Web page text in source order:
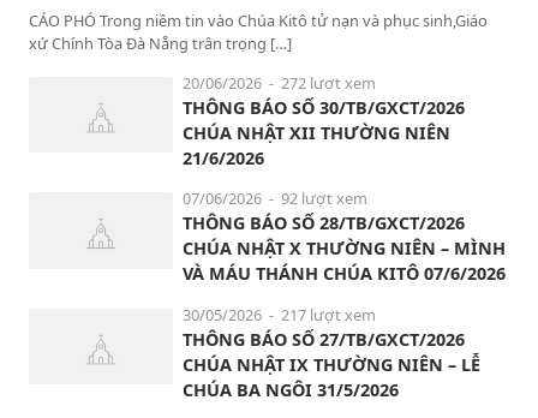
CÁO PHÓ Trong niềm tin vào Chúa Kitô tử nạn và phục sinh,Giáo
xứ Chính Tòa Đà Nẵng trân trọng […]
20/06/2026 - 272 lượt xem
THÔNG BÁO SỐ 30/TB/GXCT/2026
CHÚA NHẬT XII THƯỜNG NIÊN
21/6/2026
07/06/2026 - 92 lượt xem
THÔNG BÁO SỐ 28/TB/GXCT/2026
CHÚA NHẬT X THƯỜNG NIÊN – MÌNH
VÀ MÁU THÁNH CHÚA KITÔ 07/6/2026
30/05/2026 - 217 lượt xem
THÔNG BÁO SỐ 27/TB/GXCT/2026
CHÚA NHẬT IX THƯỜNG NIÊN – LỄ
CHÚA BA NGÔI 31/5/2026